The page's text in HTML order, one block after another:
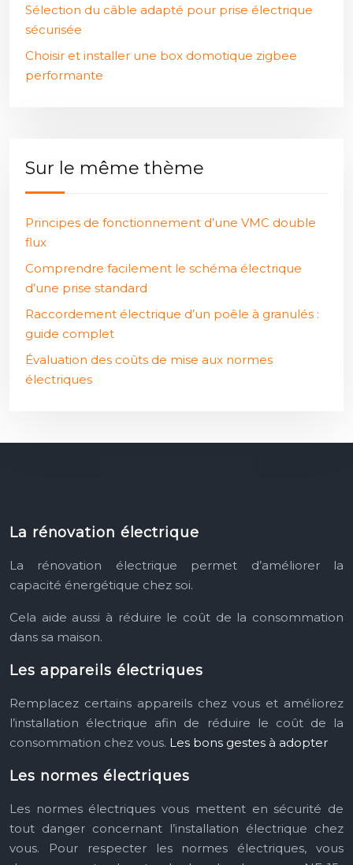
Sélection du câble adapté pour prise électrique
sécurisée
Choisir et installer une box domotique zigbee
performante
Sur le même thème
Principes de fonctionnement d’une VMC double
flux
Comprendre facilement le schéma électrique
d’une prise standard
Raccordement électrique d’un poêle à granulés :
guide complet
Évaluation des coûts de mise aux normes
électriques
La rénovation électrique
La rénovation électrique permet d’améliorer la
capacité énergétique chez soi.
Cela aide aussi à réduire le coût de la consommation
dans sa maison.
Les appareils électriques
Remplacez certains appareils chez vous et améliorez
l’installation électrique afin de réduire le coût de la
consommation chez vous. Les bons gestes à adopter
Les normes électriques
Les normes électriques vous mettent en sécurité de
tout danger concernant l’installation électrique chez
vous. Pour respecter les normes électriques, vous